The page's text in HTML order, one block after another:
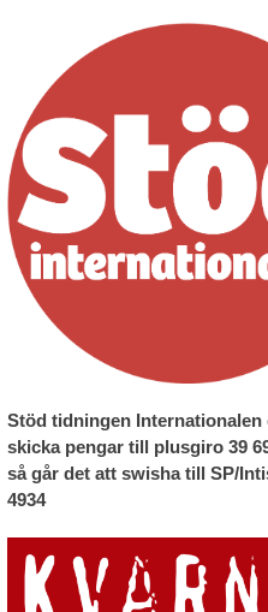
Stöd tidningen Internationalen
skicka pengar till plusgiro 39
så går det att swisha till SP/
4934